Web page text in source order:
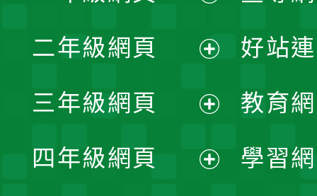
開
選
單
二年級網頁
開
選
三年級網頁
開
四年級網頁
好站
教育
學習